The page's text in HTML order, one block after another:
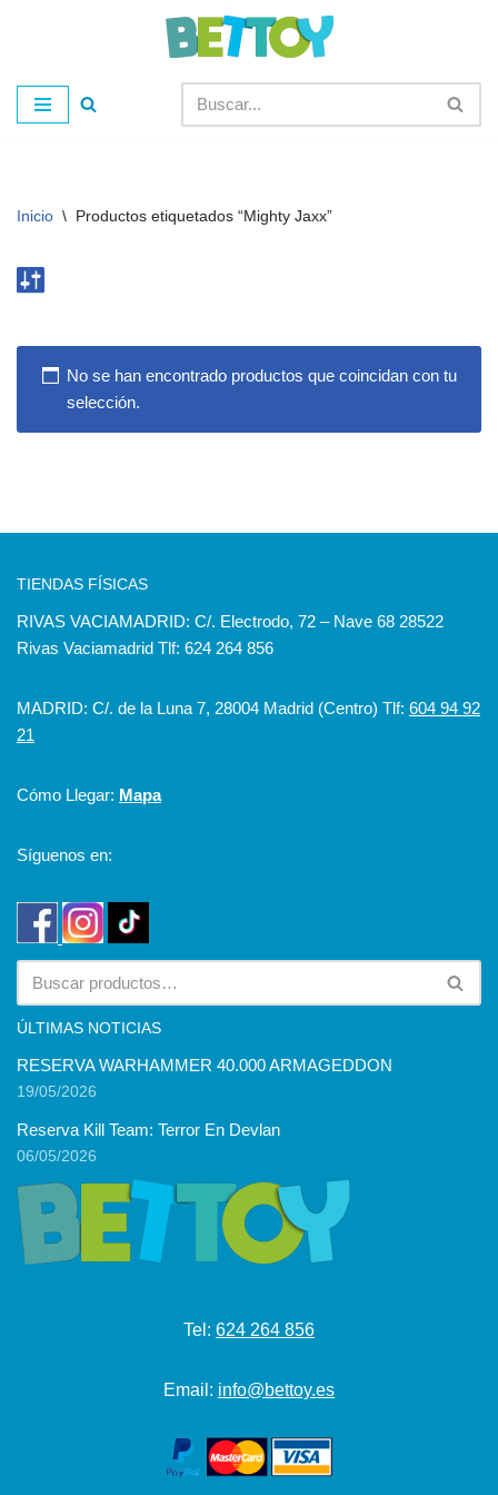
al
contenido
Inicio \ Productos etiquetados “Mighty Jaxx”
No se han encontrado productos que coincidan con tu
selección.
TIENDAS FÍSICAS
RIVAS VACIAMADRID: C/. Electrodo, 72 – Nave 68 28522
Rivas Vaciamadrid Tlf: 624 264 856
MADRID: C/. de la Luna 7, 28004 Madrid (Centro) Tlf: 604 94 92
21
Cómo Llegar: Mapa
Síguenos en:
ÚLTIMAS NOTICIAS
RESERVA WARHAMMER 40.000 ARMAGEDDON
19/05/2026
Reserva Kill Team: Terror En Devlan
06/05/2026
Tel: 624 264 856
Email: info@bettoy.es